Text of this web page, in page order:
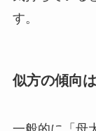
す。
似方の傾向